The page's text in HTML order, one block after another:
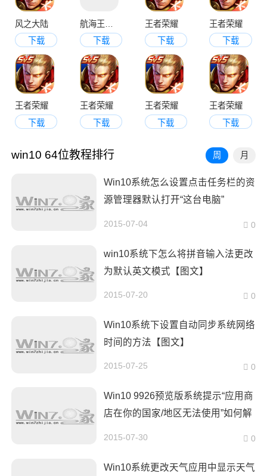
风之大陆
下载
下载
王者荣耀
下载
王者荣耀
下载
王者荣耀
下载
王者荣耀
下载
王者荣耀
下载
王者荣耀
下载
win10 64位教程排行 周 月
Win10系统怎么设置点击任务栏的资
源管理器默认打开“这台电脑”
2015-07-04 0
win10系统下怎么将拼音输入法更改
为默认英文模式【图文】
2015-07-20 0
Win10系统下设置自动同步系统网络
时间的方法【图文】
2015-07-25 0
Win10 9926预览版系统提示“应用商
店在你的国家/地区无法使用”如何解
2015-07-30 0
Win10系统更改天气应用中显示天气